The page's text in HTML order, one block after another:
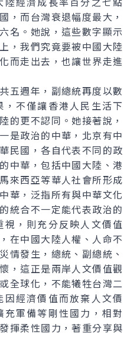
，而台灣衰退幅度最大，
名。她說，這些數字顯示
，我們究竟要被中國大陸
而走出去，也讓世界走進
五週年，副總統再度以數
不僅讓香港人民生活下
的更不認同。她接著說，
是政治的中華，北京有中
民國，各自代表不同的政
中華，包括中國大陸、港
來西亞等華人社會所形成
華，泛指所有與中華文化
統合不一定能代表政治的
，則充分反映人文價值
在中國大陸人權、人命不
情發生，總統、副總統、
，這正是兩岸人文價值觀
全球化，不能犧牲台灣二
經濟價值而放棄人文價
軍備等剛性國力，相對
揮柔性國力，著重分享與